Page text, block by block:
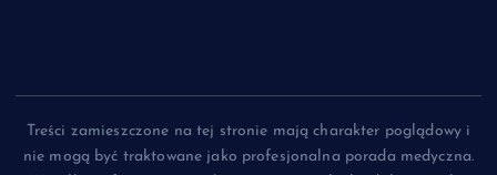
Treści zamieszczone na tej stronie mają charakter poglądowy i
nie mogą być traktowane jako profesjonalna porada medyczna.